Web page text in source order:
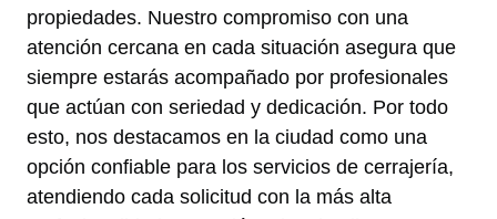
propiedades. Nuestro compromiso con una
atención cercana en cada situación asegura que
siempre estarás acompañado por profesionales
que actúan con seriedad y dedicación. Por todo
esto, nos destacamos en la ciudad como una
opción confiable para los servicios de cerrajería,
atendiendo cada solicitud con la más alta